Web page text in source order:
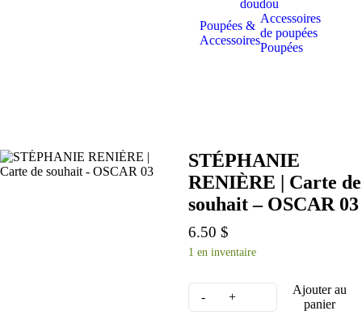
doudou
Poupées &
Accessoires
Accessoires
de poupées
Poupées
STÉPHANIE
RENIÈRE | Carte de
souhait – OSCAR 03
6.50 $
1 en inventaire
Ajouter au
panier